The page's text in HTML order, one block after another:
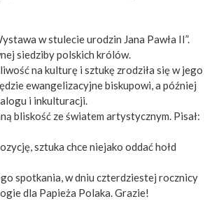
w stulecie urodzin Jana Pawła II”.
siedziby polskich królów.
na kulturę i sztukę zrodziła się w jego
ewangelizacyjne biskupowi, a później
i inkulturacji.
bliskość ze światem artystycznym. Pisał:
sztuka chce niejako oddać hołd
spotkania, w dniu czterdziestej rocznicy
dla Papieża Polaka. Grazie!